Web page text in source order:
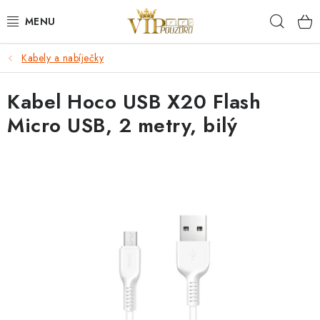
na
KRYTY NA MOBIL.
OCHRANA DISPLEJE - SKLO A FÓLIE
KABELY A NABÍJEČKY
BRAŠNY NA NOTEBOOKY
Kabely a nabíječky
Kabel Hoco USB X20 Flash
Micro USB, 2 metry, bilý